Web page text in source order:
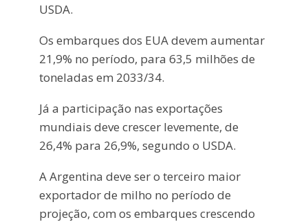
USDA.
Os embarques dos EUA devem aumentar
21,9% no período, para 63,5 milhões de
toneladas em 2033/34.
Já a participação nas exportações
mundiais deve crescer levemente, de
26,4% para 26,9%, segundo o USDA.
A Argentina deve ser o terceiro maior
exportador de milho no período de
projeção, com os embarques crescendo